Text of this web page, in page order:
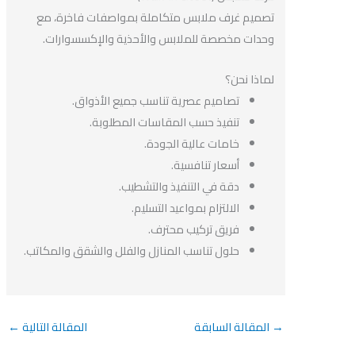
تصميم غرف ملابس متكاملة بمواصفات فاخرة، مع
وحدات مخصصة للملابس والأحذية والإكسسوارات.
لماذا نحن؟
تصاميم عصرية تناسب جميع الأذواق.
تنفيذ حسب المقاسات المطلوبة.
خامات عالية الجودة.
أسعار تنافسية.
دقة في التنفيذ والتشطيب.
الالتزام بمواعيد التسليم.
فريق تركيب محترف.
حلول تناسب المنازل والفلل والشقق والمكاتب.
المقالة السابقة المقالة التالية←